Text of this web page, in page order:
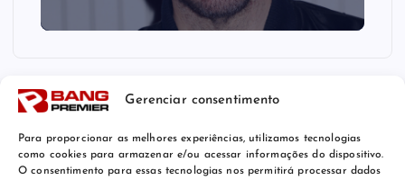
Gerenciar consentimento
Para proporcionar as melhores experiências, utilizamos tecnologias
como cookies para armazenar e/ou acessar informações do dispositivo.
O consentimento para essas tecnologias nos permitirá processar dados